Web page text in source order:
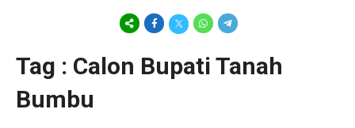
Tag : Calon Bupati Tanah
Bumbu